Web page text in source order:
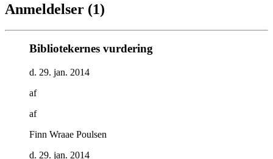
Anmeldelser (1)
Bibliotekernes vurdering
d. 29. jan. 2014
af
af
Finn Wraae Poulsen
d. 29. jan. 2014